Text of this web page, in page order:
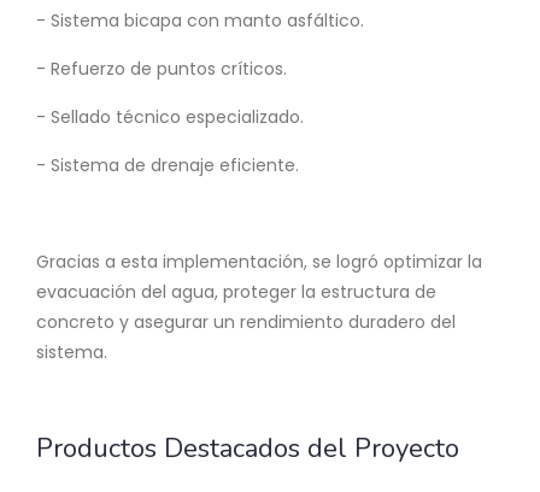
- Sistema bicapa con manto asfáltico.
- Refuerzo de puntos críticos.
- Sellado técnico especializado.
- Sistema de drenaje eficiente.
Gracias a esta implementación, se logró optimizar la
evacuación del agua, proteger la estructura de
concreto y asegurar un rendimiento duradero del
sistema.
Productos Destacados del Proyecto